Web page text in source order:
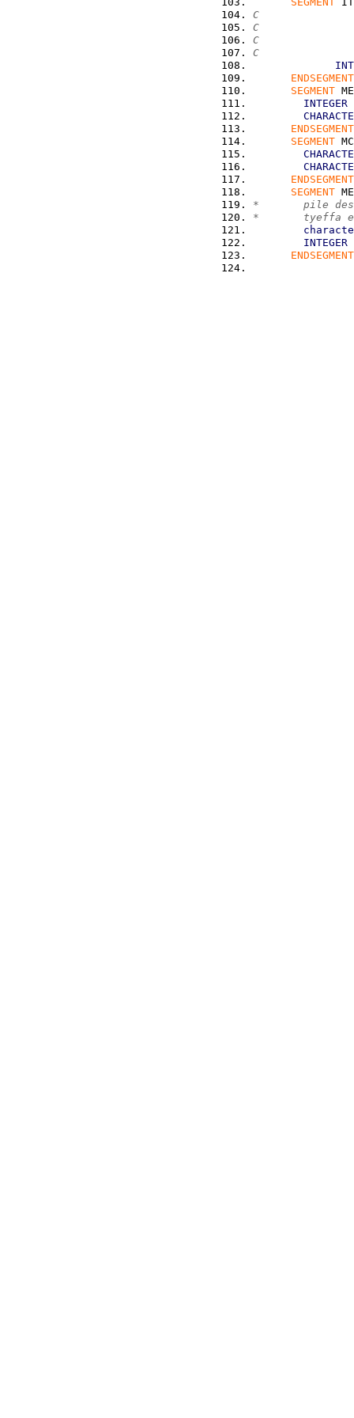
C
C
C
C
ENDSEGMENT
SEGMENT
INTEGER
ENDSEGMENT
SEGMENT
ENDSEGMENT
SEGMENT
*       pile des
*       tyeffa
INTEGER
ENDSEGMENT